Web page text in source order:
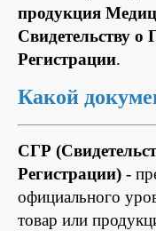
продукция
Свидетельству о
Регистрации.
Какой
СГР
Регистрации) -
официального
товар или